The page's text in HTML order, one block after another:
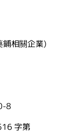
鋪相關企業)
8
字第